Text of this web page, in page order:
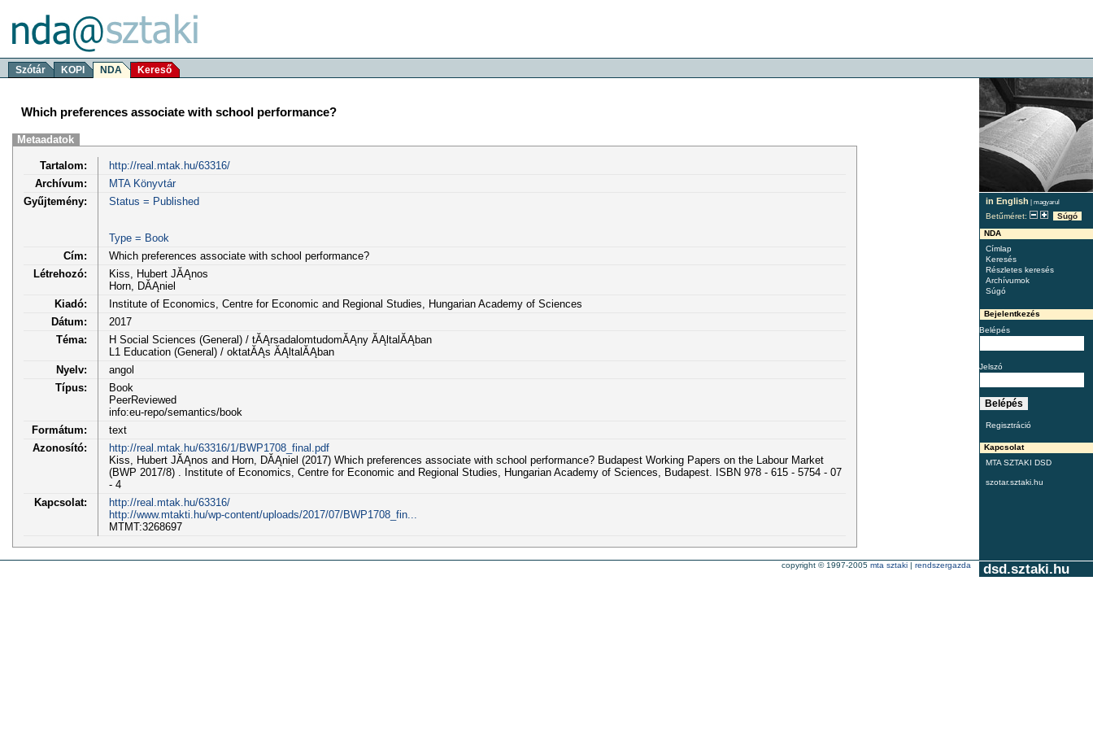
Szótár KOPI NDA Kereső
in English | magyarul
Betűméret:
Súgó
NDA
Címlap
Keresés
Részletes keresés
Archívumok
Súgó
Bejelentkezés
Belépés
Jelszó
Regisztráció
Kapcsolat
MTA SZTAKI DSD
szotar.sztaki.hu
Which preferences associate with school performance?
Metaadatok
Tartalom:
http://real.mtak.hu/63316/
Archívum:
MTA Könyvtár
Gyűjtemény:
Status = Published
Type = Book
Cím:
Which preferences associate with school performance?
Létrehozó:
Kiss, Hubert JĂĄnos
Horn, DĂĄniel
Kiadó:
Institute of Economics, Centre for Economic and Regional Studies, Hungarian Academy of Sciences
Dátum:
2017
Téma:
H Social Sciences (General) / tĂĄrsadalomtudomĂĄny ĂĄltalĂĄban
L1 Education (General) / oktatĂĄs ĂĄltalĂĄban
Nyelv:
angol
Típus:
Book
PeerReviewed
info:eu-repo/semantics/book
Formátum:
text
Azonosító:
http://real.mtak.hu/63316/1/BWP1708_final.pdf
Kiss, Hubert JĂĄnos and Horn, DĂĄniel (2017) Which preferences associate with school performance? Budapest Working Papers on the Labour Market
(BWP 2017/8) . Institute of Economics, Centre for Economic and Regional Studies, Hungarian Academy of Sciences, Budapest. ISBN 978 - 615 - 5754 - 07
- 4
Kapcsolat:
http://real.mtak.hu/63316/
http://www.mtakti.hu/wp-content/uploads/2017/07/BWP1708_fin...
MTMT:3268697
dsd.sztaki.hu
copyright © 1997-2005 mta sztaki | rendszergazda